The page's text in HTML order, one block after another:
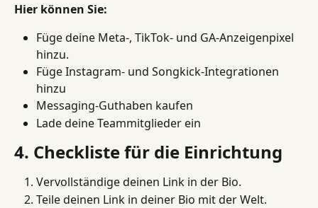
Hier können Sie:
Füge deine Meta-, TikTok- und GA-Anzeigenpixel
hinzu.
Füge Instagram- und Songkick-Integrationen
hinzu
Messaging-Guthaben kaufen
Lade deine Teammitglieder ein
4. Checkliste für die Einrichtung
Vervollständige deinen Link in der Bio.
Teile deinen Link in deiner Bio mit der Welt.